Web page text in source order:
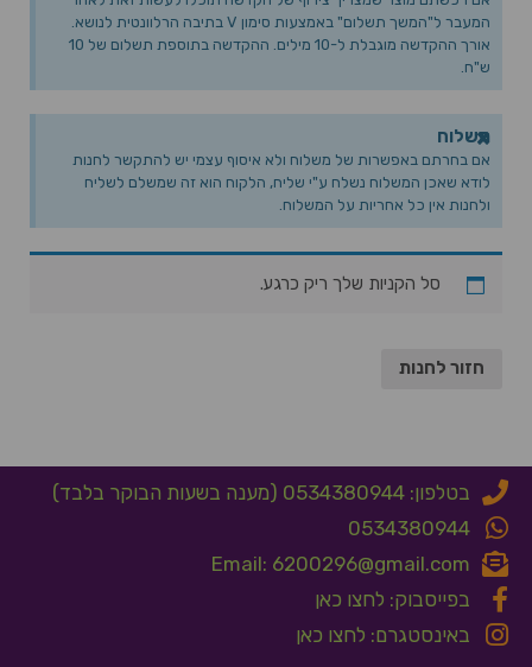
סל הקניות שלך ריק כרגע.
חזור לחנות
המעבר ל"המשך תשלום" באמצעות סימון V בתיבה הרלוונטית לנושא.
אורך ההקדשה מוגבלת ל-10 מילים. ההקדשה בתוספת תשלום של 10
ש"ח.
משלוח
אם בחרתם באפשרות של משלוח ולא איסוף עצמי יש להתקשר לחנות
לודא שאכן המשלוח נשלח ע"י שליח, הלקוח הוא זה שמשלם לשליח
ולחנות אין כל אחריות על המשלוח.
×
בטלפון: 0534380944 (מענה בשעות הבוקר בלבד)
0534380944
Email: 6200296@gmail.com
בפייסבוק: לחצו כאן
באינסטגרם: לחצו כאן